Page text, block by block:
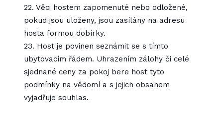
22. Věci hostem zapomenuté nebo odložené,
pokud jsou uloženy, jsou zasílány na adresu
hosta formou dobírky.
23. Host je povinen seznámit se s tímto
ubytovacím řádem. Uhrazením zálohy či celé
sjednané ceny za pokoj bere host tyto
podmínky na vědomí a s jejich obsahem
vyjadřuje souhlas.